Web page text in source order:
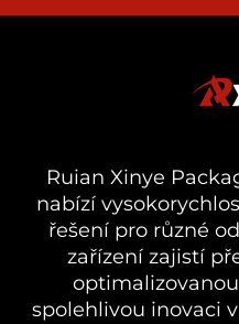
Ruian Xinye
nabízí
řešení pro různé
zařízení zajistí
spolehlivou inovaci